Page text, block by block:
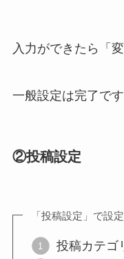
入力ができたら「
一般設定は完了です
②投稿設定
「投稿設定」で設
投稿カテゴ